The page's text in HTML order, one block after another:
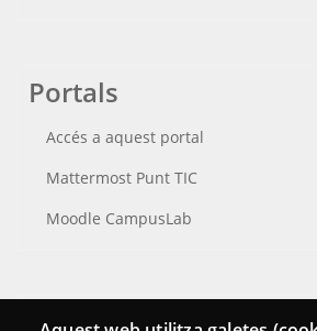
Portals
Accés a aquest portal
Mattermost Punt TIC
Moodle CampusLab
Connecta